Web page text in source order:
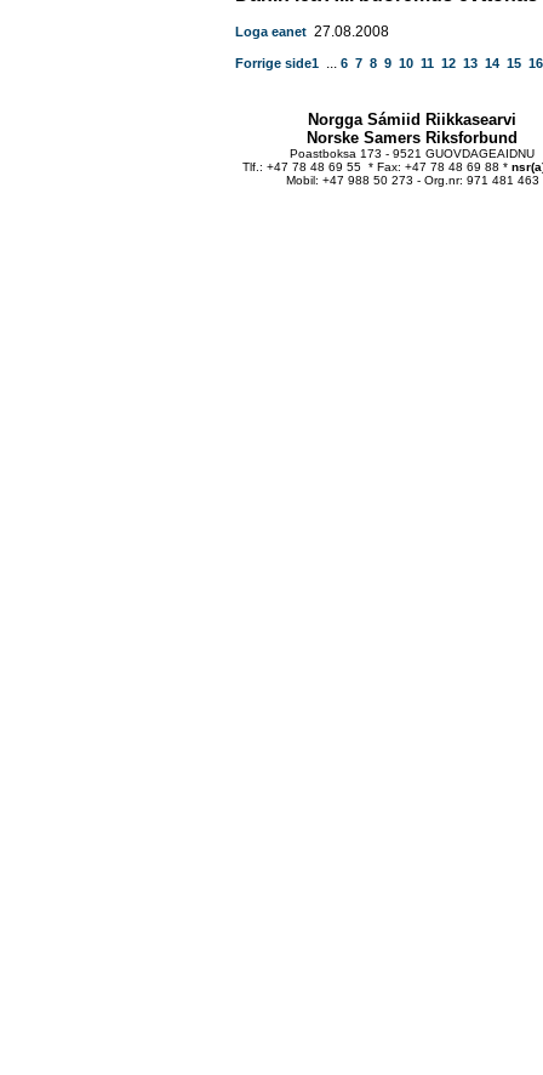
Loga eanet 27.08.2008
Forrige side1 ... 6 7 8 9 10 11 12 13 14 15 16
Norgga Sámiid Riikkasearvi
Norske Samers Riksforbund
Poastboksa 173 - 9521 GUOVDAGEAIDNU
Tlf.: +47 78 48 69 55 * Fax: +47 78 48 69 88 *
Mobil: +47 988 50 273 - Org.nr: 971 481 463